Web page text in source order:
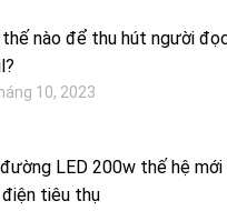
thế nào để thu hút người
10, 2023
LED 200w thế hệ
điện tiêu thụ